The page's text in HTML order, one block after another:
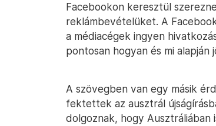
Facebookon keresztül
reklámbevételüket. A
a médiacégek ingyen
pontosan hogyan és mi alapján
A szövegben van egy másik
fektettek az ausztrál
dolgoznak, hogy Ausztráliában